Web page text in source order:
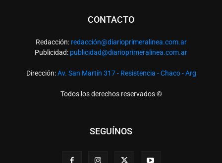
CONTACTO
Redacción: redacción@diarioprimeralinea.com.ar
Publicidad: publicidad@diarioprimeralinea.com.ar
Dirección:Av. San Martín 317 - Resistencia - Chaco - Arg
Todos los derechos reservados ©
SEGUÍNOS